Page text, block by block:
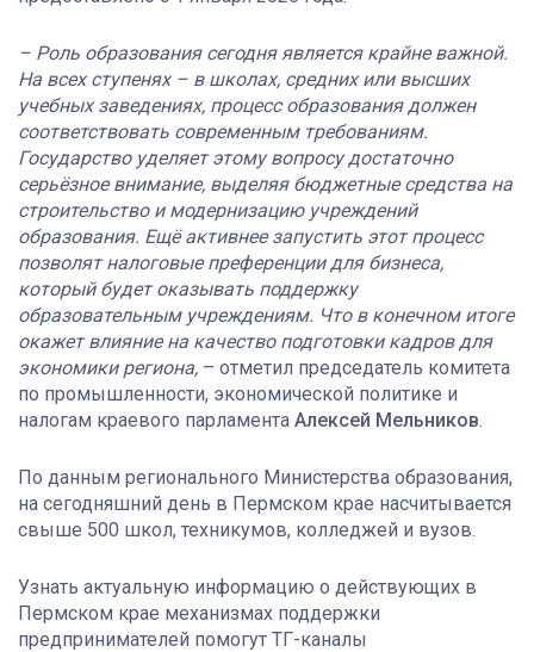
– Роль образования сегодня является крайне важной.
На всех ступенях – в школах, средних или высших
учебных заведениях, процесс образования должен
соответствовать современным требованиям.
Государство уделяет этому вопросу достаточно
серьёзное внимание, выделяя бюджетные средства на
строительство и модернизацию учреждений
образования. Ещё активнее запустить этот процесс
позволят налоговые преференции для бизнеса,
который будет оказывать поддержку
образовательным учреждениям. Что в конечном итоге
окажет влияние на качество подготовки кадров для
экономики региона, – отметил председатель комитета
по промышленности, экономической политике и
налогам краевого парламента Алексей Мельников.
По данным регионального Министерства образования,
на сегодняшний день в Пермском крае насчитывается
свыше 500 школ, техникумов, колледжей и вузов.
Узнать актуальную информацию о действующих в
Пермском крае механизмах поддержки
предпринимателей помогут ТГ-каналы